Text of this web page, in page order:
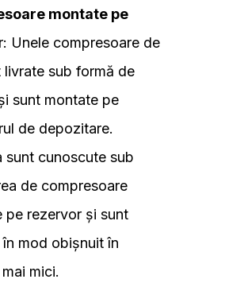
montate pe
Unele compresoare de
livrate sub formă de
sunt montate pe
de depozitare.
sunt cunoscute sub
de compresoare
pe rezervor și sunt
mod obișnuit în
mici.